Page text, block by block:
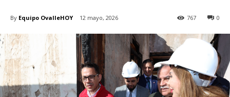
By Equipo OvalleHOY 12 mayo, 2026 0
767